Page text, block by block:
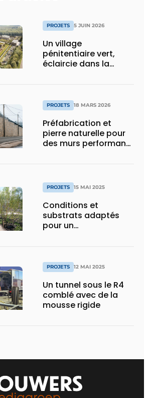
PROJETS 5 JUIN 2026
Un village
pénitentiaire vert,
éclaircie dans la
PROJETS 18 MARS 2026
Préfabrication et
pierre naturelle pour
des murs performants
PROJETS 15 MAI 2025
Conditions et
substrats adaptés
pour un
une gestion de l’eau
efficace
PROJETS 12 MAI 2025
Un tunnel sous le R4
comblé avec de la
mousse rigide